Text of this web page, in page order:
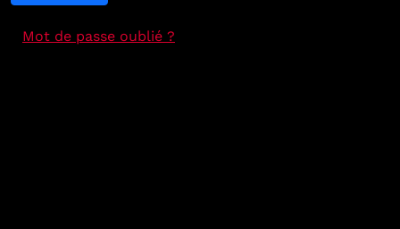
Mot de passe oublié ?